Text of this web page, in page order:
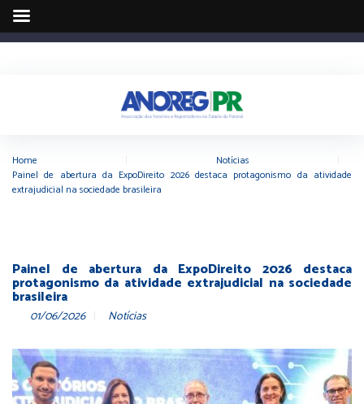
Home Notícias
Painel de abertura da ExpoDireito 2026 destaca protagonismo da atividade
extrajudicial na sociedade brasileira
Painel de abertura da ExpoDireito 2026 destaca
protagonismo da atividade extrajudicial na sociedade
brasileira
01/06/2026 Notícias